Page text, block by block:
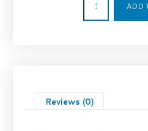
ADD
Reviews (0)